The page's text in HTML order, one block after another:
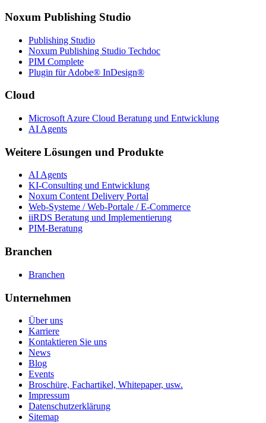
Noxum Publishing Studio
Publishing Studio
Noxum Publishing Studio Techdoc
PIM Complete
Plugin für Adobe® InDesign®
Cloud
Microsoft Azure Cloud Beratung und Entwicklung
AI Agents
Weitere Lösungen und Produkte
AI Agents
KI-Consulting und Entwicklung
Noxum Content Delivery Portal
Web-Systeme / Web-Portale / E-Commerce
iiRDS Beratung und Implementierung
PIM-Beratung
Branchen
Branchen
Unternehmen
Über uns
Karriere
Kontaktieren Sie uns
News
Blog
Events
Broschüre, Fachartikel, Whitepaper, usw.
Impressum
Datenschutzerklärung
Sitemap